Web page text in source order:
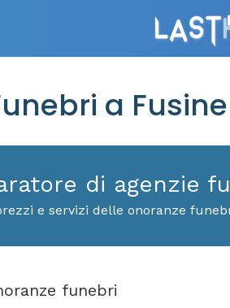
a Fusine
di agenzie
e servizi delle onoranze
funebri